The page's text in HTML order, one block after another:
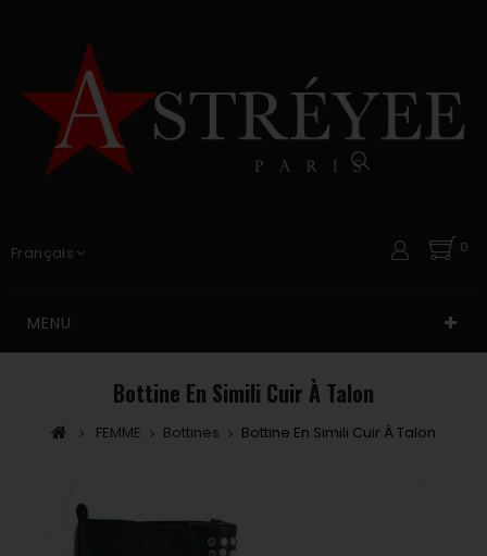
Français 0
MENU
Bottine En Simili Cuir À Talon
FEMME Bottines Bottine En Simili Cuir À Talon